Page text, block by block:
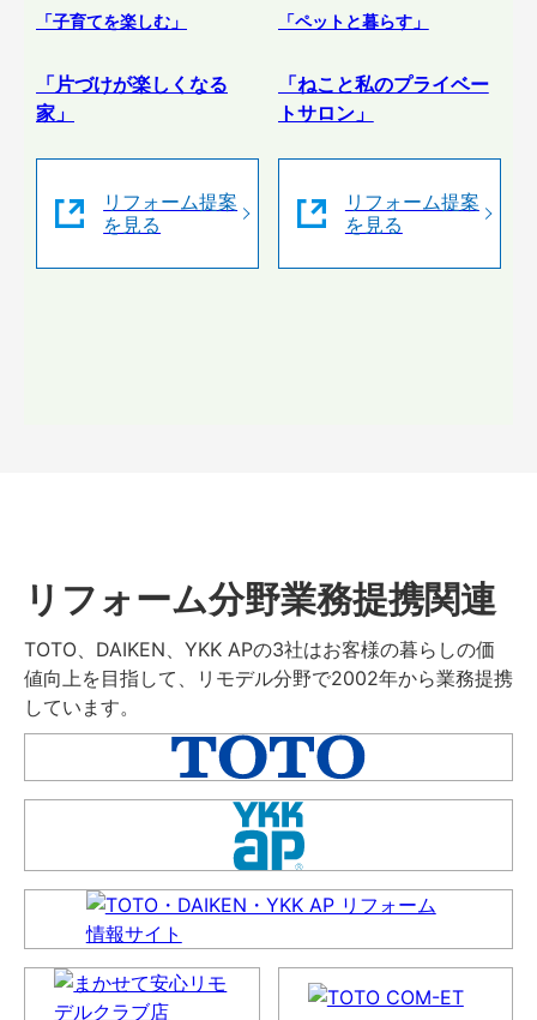
「子育てを楽しむ」
「片づけが楽しくなる
家」
リフォーム提案
を見る
「ペットと暮らす」
「ねこと私のプライベー
トサロン」
リフォーム提案
を見る
リフォーム分野業務提携関連
TOTO、DAIKEN、YKK APの3社はお客様の暮らしの価
値向上を目指して、リモデル分野で2002年から業務提携
しています。